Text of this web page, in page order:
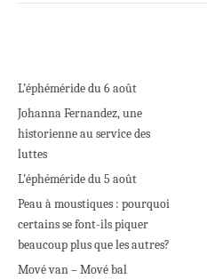
L’éphéméride du 6 août
Johanna Fernandez, une
historienne au service des
luttes
L’éphéméride du 5 août
Peau à moustiques : pourquoi
certains se font-ils piquer
beaucoup plus que les autres?
Mové van – Mové bal